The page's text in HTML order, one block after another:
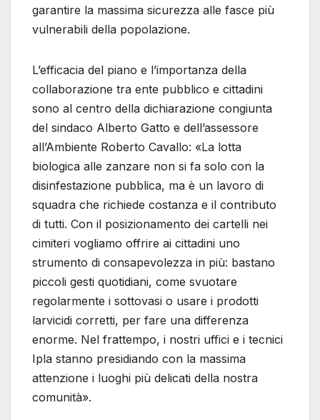
garantire la massima sicurezza alle fasce più
vulnerabili della popolazione.
L’efficacia del piano e l’importanza della
collaborazione tra ente pubblico e cittadini
sono al centro della dichiarazione congiunta
del sindaco Alberto Gatto e dell’assessore
all’Ambiente Roberto Cavallo: «La lotta
biologica alle zanzare non si fa solo con la
disinfestazione pubblica, ma è un lavoro di
squadra che richiede costanza e il contributo
di tutti. Con il posizionamento dei cartelli nei
cimiteri vogliamo offrire ai cittadini uno
strumento di consapevolezza in più: bastano
piccoli gesti quotidiani, come svuotare
regolarmente i sottovasi o usare i prodotti
larvicidi corretti, per fare una differenza
enorme. Nel frattempo, i nostri uffici e i tecnici
Ipla stanno presidiando con la massima
attenzione i luoghi più delicati della nostra
comunità».